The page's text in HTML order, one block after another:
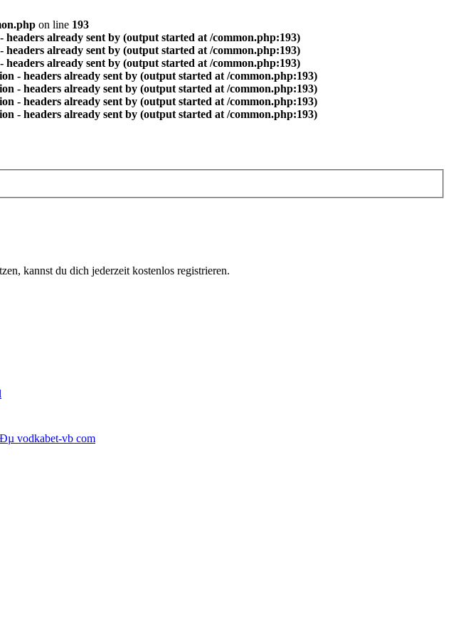
on line 193
already sent by (output started at /common.php:193)
already sent by (output started at /common.php:193)
already sent by (output started at /common.php:193)
- headers already sent by (output started at /common.php:193)
- headers already sent by (output started at /common.php:193)
- headers already sent by (output started at /common.php:193)
- headers already sent by (output started at /common.php:193)
kannst du dich jederzeit kostenlos registrieren.
vodkabet-vb com